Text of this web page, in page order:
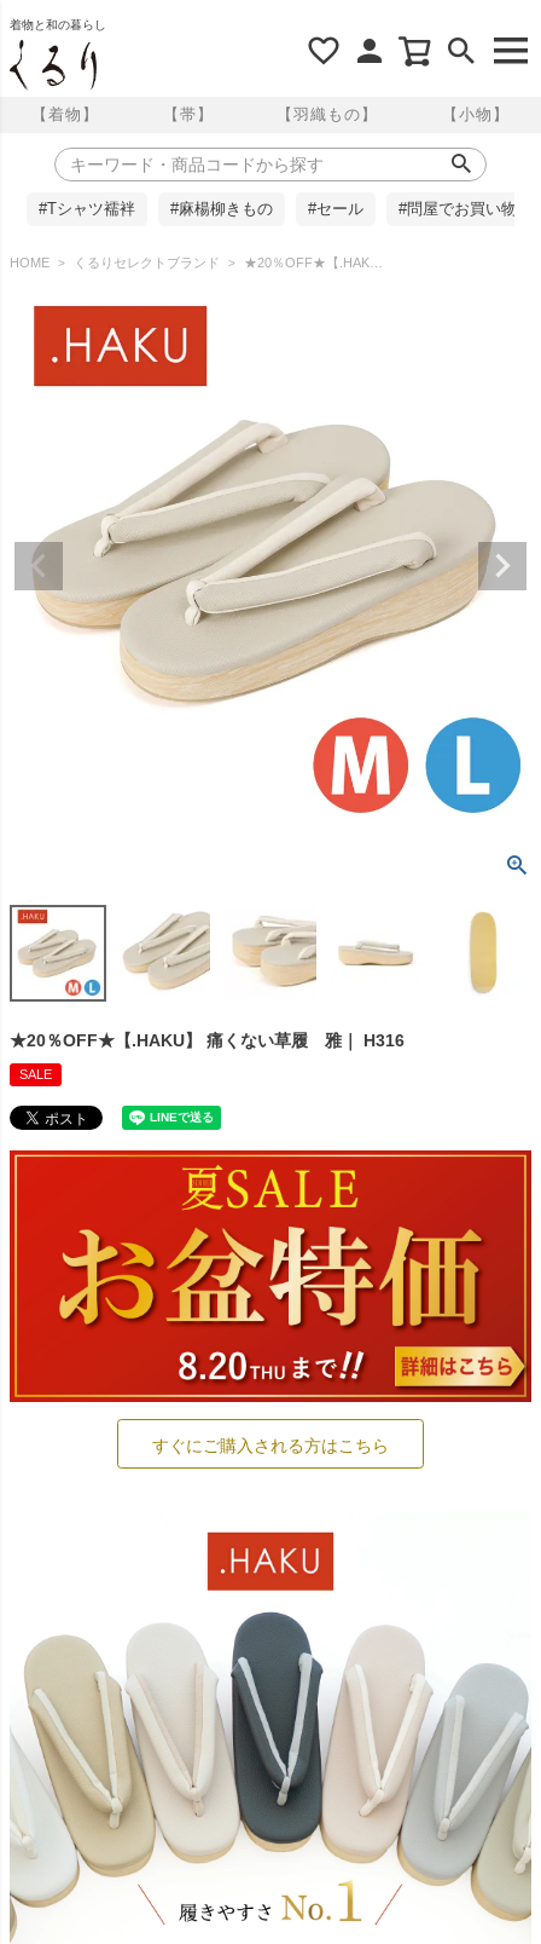
着物と和の暮らし
【着物】 【帯】 【羽織もの】 【小物】
#Tシャツ襦袢 #麻楊柳きもの #セール #問屋でお買い物
HOME くるりセレクトブランド ★20％OFF★【.HAKU】 痛くない草履 雅｜ H316
★20％OFF★【.HAKU】 痛くない草履 雅｜ H316
SALE
すぐにご購入される方はこちら